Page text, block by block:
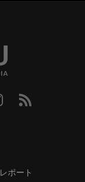
レポート